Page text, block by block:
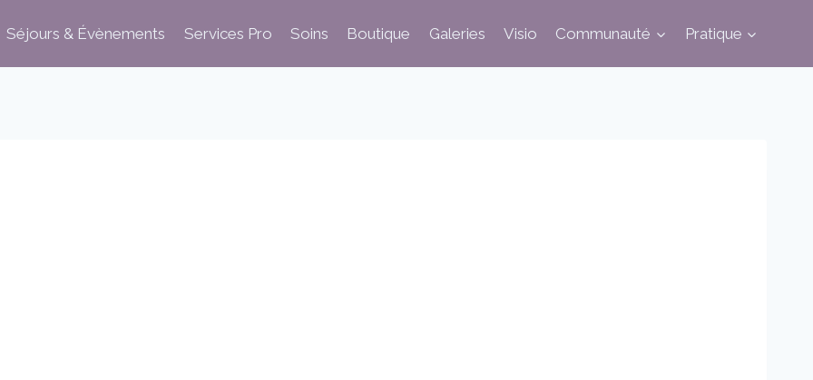
Séjours & Évènements Services Pro Soins Boutique Galeries Visio Communauté Pratique